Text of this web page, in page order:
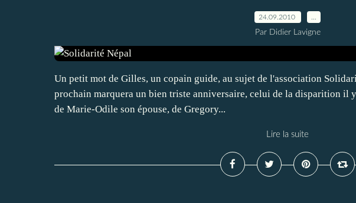
24.09.2010
Par Didier Lavigne
Un petit mot de Gilles, un copain guide, au sujet de l'association
prochain marquera un bien triste anniversaire, celui de la disparition il
de Marie-Odile son épouse, de Gregory...
Lire la suite